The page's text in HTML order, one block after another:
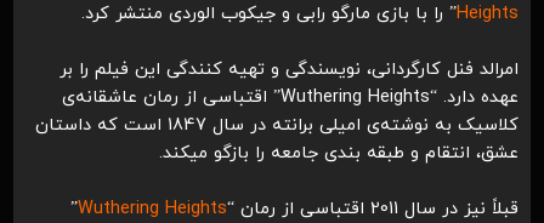
Heights” را با بازی مارگو رابی و جیکوب الوردی منتشر کرد.
امرالد فنل کارگردانی، نویسندگی و تهیه کنندگی این فیلم را بر
عهده دارد. “Wuthering Heights” اقتباسی از رمان عاشقانه‌ی
کلاسیک به نوشته‌ی امیلی برانته در سال 1847 است که داستان
عشق، انتقام و طبقه بندی جامعه را بازگو میکند.
قبلاً نیز در سال 2011 اقتباسی از رمان “ Wuthering Heights
”